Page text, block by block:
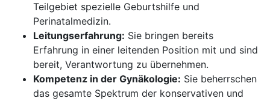
Teilgebiet spezielle Geburtshilfe und
Perinatalmedizin.
Leitungserfahrung: Sie bringen bereits
Erfahrung in einer leitenden Position mit und sind
bereit, Verantwortung zu übernehmen.
Kompetenz in der Gynäkologie: Sie beherrschen
das gesamte Spektrum der konservativen und